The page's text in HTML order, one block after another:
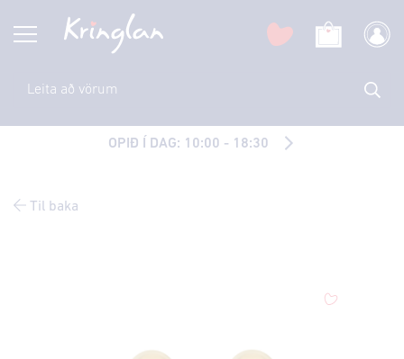
OPIÐ Í DAG: 10:00 - 18:30
Til baka